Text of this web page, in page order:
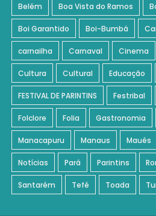
Belém Boa Vista do Ramos
Boi Garantido Boi-Bumbá
carnailha Carnaval Cinema
Cultura Cultural Educação
FESTIVAL DE PARINTINS Festribal
Folclore Folia Gastronomia
Manacapuru Manaus Maués
Notícias Pará Parintins
Santarém Tefé Toada